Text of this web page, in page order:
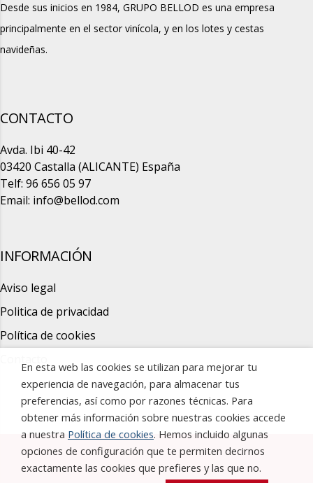
Desde sus inicios en 1984, GRUPO BELLOD es una empresa
principalmente en el sector vinícola, y en los lotes y cestas
navideñas.
CONTACTO
Avda. Ibi 40-42
03420 Castalla (ALICANTE) España
Telf: 96 656 05 97
Email: info@bellod.com
INFORMACIÓN
Aviso legal
Politica de privacidad
Política de cookies
En esta web las cookies se utilizan para mejorar tu
experiencia de navegación, para almacenar tus
preferencias, así como por razones técnicas. Para
obtener más información sobre nuestras cookies accede
a nuestra Política de cookies. Hemos incluido algunas
opciones de configuración que te permiten decirnos
exactamente las cookies que prefieres y las que no.